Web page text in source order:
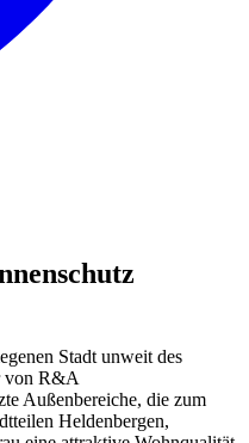
Stadt unweit des
von R&A
Außenbereiche, die zum
Heldenbergen,